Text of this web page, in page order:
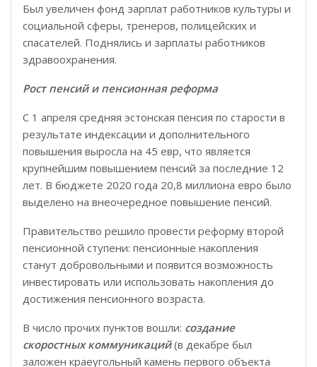
Был увеличен фонд зарплат работников культуры и
социальной сферы, тренеров, полицейских и
спасателей. Поднялись и зарплаты работников
здравоохранения.
Рост пенсий и пенсионная реформа
C 1 апреля средняя эстонская пенсия по старости в
результате индексации и дополнительного
повышения выросла на 45 евр, что является
крупнейшим повышением пенсий за последние 12
лет. В бюджете 2020 года 20,8 миллиона евро было
выделено на внеочередное повышение пенсий.
Правительство решило провести реформу второй
пенсионной ступени: пенсионные накопления
станут добровольными и появится возможность
инвестировать или использовать накопления до
достижения пенсионного возраста.
В число прочих пунктов вошли: создание
скоростных коммуникаций(в декабре был
заложен краеугольный камень первого объекта